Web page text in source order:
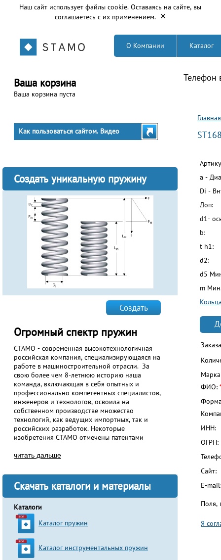
Наш сайт использует файлы cookie. Оставаясь на сайте, вы
соглашаетесь с их применением. ×
О Компании Каталог
Телефон
Ваша корзина
Ваша корзина пуста
Как пользоваться сайтом. Видео
Создать уникальную пружину
Создать
Огромный спектр пружин
СТАМО - современная высокотехнологичная
российская компания, специализирующаяся на
работе в машиностроительной отрасли. За
свою более чем 8-летнюю историю наша
команда, включающая в себя опытных и
профессионально компетентных специалистов,
инженеров и технологов, освоила на
собственном производстве множество
технологий, как ведущих импортных, так и
российских разработок. Некоторые
изобретения СТАМО отмечены патентами
читать дальше
Скачать каталоги и материалы
Каталоги
Каталог пружин
Каталог инструментальных пружин
Вы
Главная
a -
Di -
Доп:
d1-
b:
t h1:
d2:
d5
m
ФИО:
ИНН:
ОГРН:
Сайт:
E-
Поля,
Я